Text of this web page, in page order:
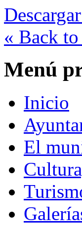
« Back
Menú
Inicio
El